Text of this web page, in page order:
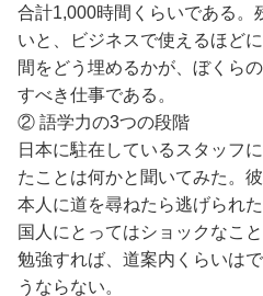
合計1,000時間くらいである。
いと、ビジネスで使えるほど
間をどう埋めるかが、ぼくら
すべき仕事である。
② 語学力の3つの段階
日本に駐在しているスタッフ
たことは何かと聞いてみた。
本人に道を尋ねたら逃げられ
国人にとってはショックなこ
勉強すれば、道案内くらいは
うならない。